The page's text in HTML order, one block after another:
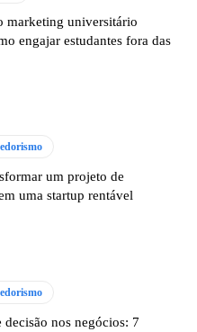
marketing universitário
engajar estudantes fora das
um projeto de
uma startup rentável
decisão nos negócios: 7